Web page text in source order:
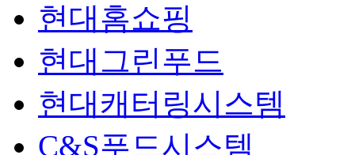
현대홈쇼핑
현대그린푸드
현대캐터링시스템
C&S푸드시스템